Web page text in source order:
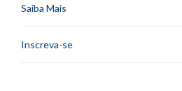
Saiba Mais
Inscreva-se